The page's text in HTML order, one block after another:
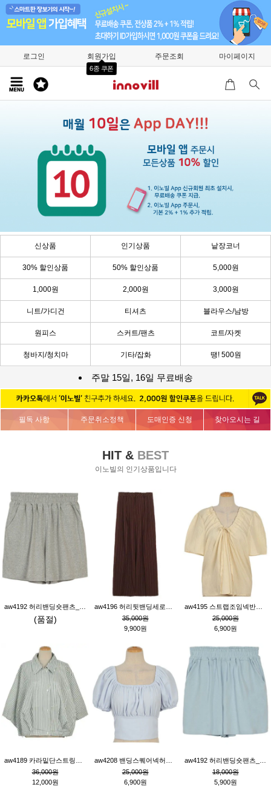
로그인 회원가입
6종 쿠폰
주문조회 마이페이지
신상품 인기상품 낱장코너
30% 할인상품 50% 할인상품 5,000원
1,000원 2,000원 3,000원
니트/가디건 티셔츠 블라우스/남방
원피스 스커트/팬츠 코트/자켓
청바지/청치마 기타/잡화 땡! 500원
주말 15일, 16일 무료배송
필독 사항 주문취소정책 도매인증 신청 찾아오시는 길
HIT & BEST
이노빌의 인기상품입니다
(품절)
35,000원
9,900원
25,000원
6,900원
36,000원
12,000원
25,000원
6,900원
18,000원
5,900원